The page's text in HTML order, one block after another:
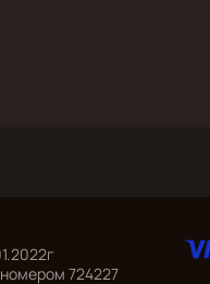
724227